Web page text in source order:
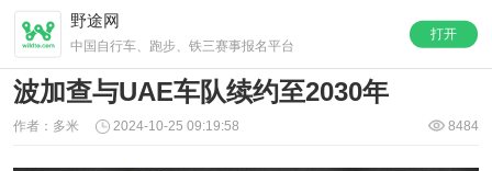
打开
野途网
中国自行车、跑步、铁三赛事报名平台
波加查与UAE车队续约至2030年
作者：多米 2024-10-25 09:19:58 8484